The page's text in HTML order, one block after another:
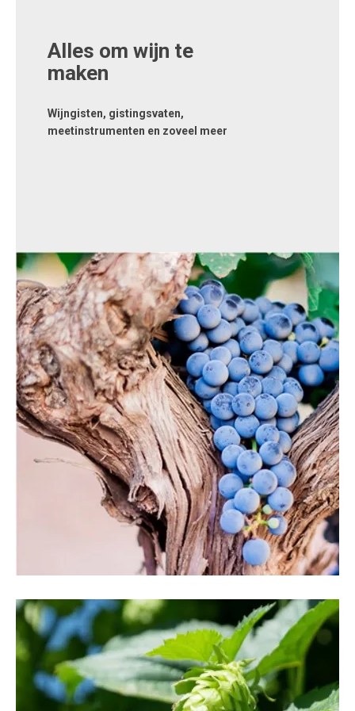
Wijngisten, gistingsvaten,
meetinstrumenten en zoveel meer
Alles om wijn te
maken